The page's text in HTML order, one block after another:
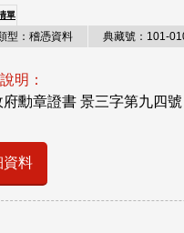
單
型：稽憑資料 典藏號：101-
明：
府勳章證書 景三字第九四號
資料